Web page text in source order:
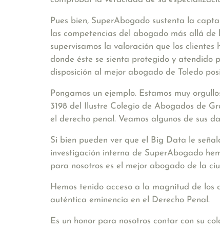
Pues bien, SuperAbogado sustenta la
las competencias del abogado más allá de
supervisamos la valoración que los
donde éste se sienta protegido y atendido
disposición al mejor abogado de Toledo
Pongamos un ejemplo. Estamos muy
3198 del Ilustre Colegio de Abogados de
el derecho penal. Veamos algunos de sus
Si bien pueden ver que el Big Data le
investigación interna de SuperAbogado
para nosotros es el mejor abogado de la
Hemos tenido acceso a la magnitud de los
auténtica eminencia en el Derecho Penal.
Es un honor para nosotros contar con su